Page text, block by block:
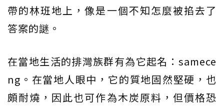
帶的林班地上，像是一個不知怎麼被掐去了
答案的謎。
在當地生活的排灣族群有為它起名：samece
ng。在當地人眼中，它的質地固然堅硬，也
頗耐燒，因此也可作為木炭原料，但價格恐